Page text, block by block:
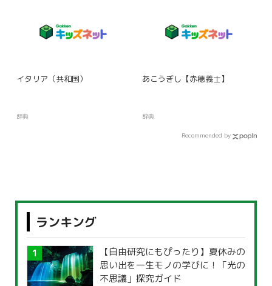
イタリア（共和国）
辞典
あこうぎし【赤穂義士】
辞典
Recommended by
ランキング
【自由研究にもぴったり】夏休みの
思い出を一生モノの学びに！「光の
不思議」探究ガイド